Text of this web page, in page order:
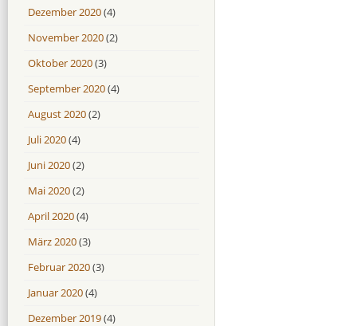
Dezember 2020(4)
November 2020(2)
Oktober 2020(3)
September 2020(4)
August 2020(2)
Juli 2020(4)
Juni 2020(2)
Mai 2020(2)
April 2020(4)
März 2020(3)
Februar 2020(3)
Januar 2020(4)
Dezember 2019(4)